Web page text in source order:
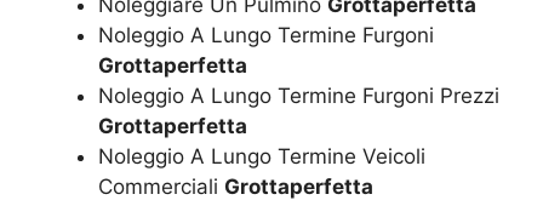
Noleggio A Lungo Termine Furgoni
Grottaperfetta
Noleggio A Lungo Termine Furgoni Prezzi
Grottaperfetta
Noleggio A Lungo Termine Veicoli
Commerciali Grottaperfetta